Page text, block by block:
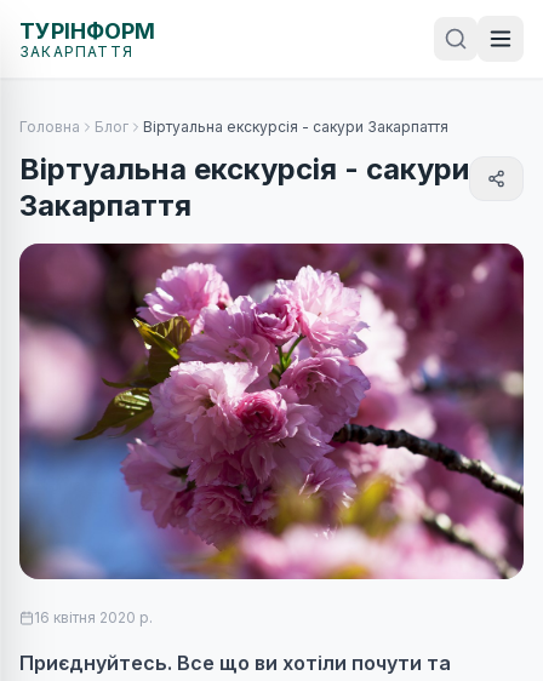
ТУРІНФОРМ
ЗАКАРПАТТЯ
Головна Блог Віртуальна екскурсія - сакури Закарпаття
Віртуальна екскурсія - сакури
Закарпаття
16 квітня 2020 р.
Приєднуйтесь. Все що ви хотіли почути та